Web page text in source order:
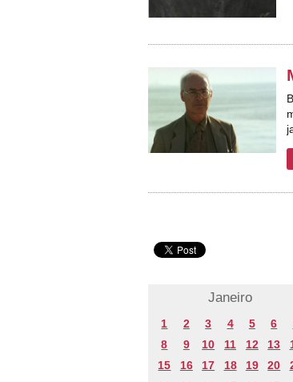
Janeiro
1 2 3 4 5 6
8
9 10 11 12 13
15
16 17 18 19 20